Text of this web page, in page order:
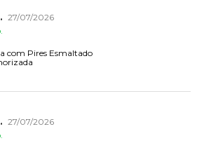
27/07/2026
com Pires Esmaltado
27/07/2026